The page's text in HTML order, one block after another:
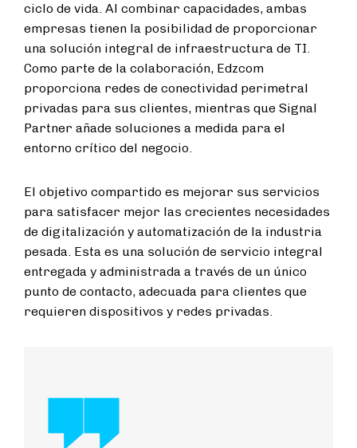
ciclo de vida. Al combinar capacidades, ambas
empresas tienen la posibilidad de proporcionar
una solución integral de infraestructura de TI.
Como parte de la colaboración, Edzcom
proporciona redes de conectividad perimetral
privadas para sus clientes, mientras que Signal
Partner añade soluciones a medida para el
entorno crítico del negocio.
El objetivo compartido es mejorar sus servicios
para satisfacer mejor las crecientes necesidades
de digitalización y automatización de la industria
pesada. Esta es una solución de servicio integral
entregada y administrada a través de un único
punto de contacto, adecuada para clientes que
requieren dispositivos y redes privadas.